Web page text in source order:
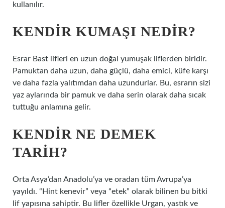
kullanılır.
KENDIR KUMAŞI NEDIR?
Esrar Bast lifleri en uzun doğal yumuşak liflerden biridir.
Pamuktan daha uzun, daha güçlü, daha emici, küfe karşı
ve daha fazla yalıtımdan daha uzundurlar. Bu, esrarın sizi
yaz aylarında bir pamuk ve daha serin olarak daha sıcak
tuttuğu anlamına gelir.
KENDIR NE DEMEK
TARIH?
Orta Asya’dan Anadolu’ya ve oradan tüm Avrupa’ya
yayıldı. “Hint kenevir” veya “etek” olarak bilinen bu bitki
lif yapısına sahiptir. Bu lifler özellikle Urgan, yastık ve